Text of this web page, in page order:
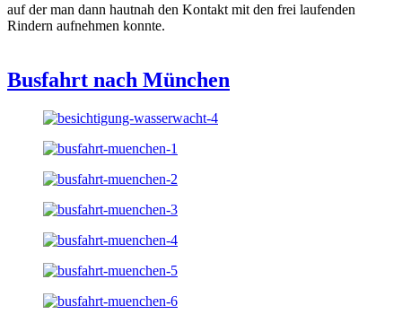
auf der man dann hautnah den Kontakt mit den frei laufenden
Rindern aufnehmen konnte.
Busfahrt nach München